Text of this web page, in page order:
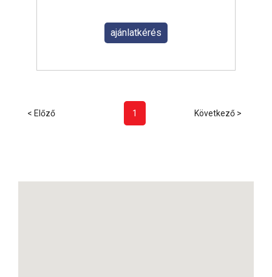
ajánlatkérés
< Előző 1 Következő >